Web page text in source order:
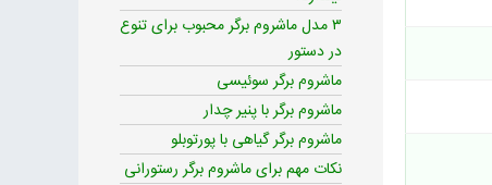
۳ مدل ماشروم برگر محبوب برای تنوع
در دستور
ماشروم برگر سوئیسی
ماشروم برگر با پنیر چدار
ماشروم برگر گیاهی با پورتوبلو
نکات مهم برای ماشروم برگر رستورانی